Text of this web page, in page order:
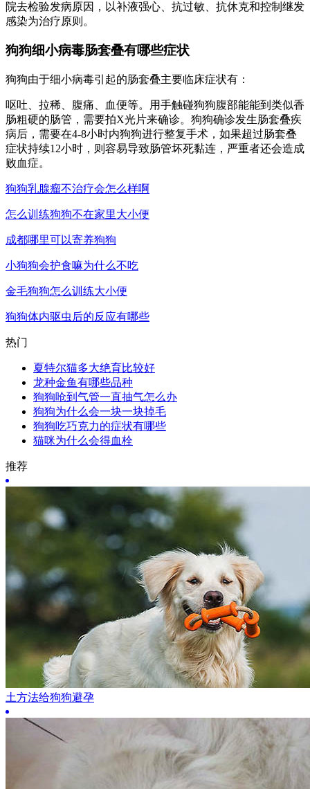
院去检验发病原因，以补液强心、抗过敏、抗休克和控制继发
感染为治疗原则。
狗狗细小病毒肠套叠有哪些症状
狗狗由于细小病毒引起的肠套叠主要临床症状有：
呕吐、拉稀、腹痛、血便等。用手触碰狗狗腹部能能到类似香
肠粗硬的肠管，需要拍X光片来确诊。狗狗确诊发生肠套叠疾
病后，需要在4-8小时内狗狗进行整复手术，如果超过肠套叠
症状持续12小时，则容易导致肠管坏死黏连，严重者还会造成
败血症。
狗狗乳腺瘤不治疗会怎么样啊
怎么训练狗狗不在家里大小便
成都哪里可以寄养狗狗
小狗狗会护食嘛为什么不吃
金毛狗狗怎么训练大小便
狗狗体内驱虫后的反应有哪些
热门
夏特尔猫多大绝育比较好
龙种金鱼有哪些品种
狗狗呛到气管一直抽气怎么办
狗狗为什么会一块一块掉毛
狗狗吃巧克力的症状有哪些
猫咪为什么会得血栓
推荐
土方法给狗狗避孕